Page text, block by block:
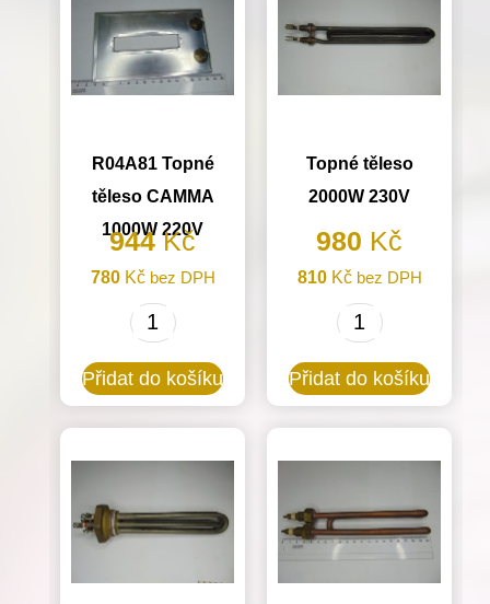
množství
1000W
R04A81 Topné
těleso CAMMA
1000W 220V
944Kč
780 Kčbez DPH
R04A81
těleso
množství
Přidat do košíku
Topné těleso
2000W 230V
980 Kč
810 Kčbez DPH
Topné
2000W
Přidat do košíku